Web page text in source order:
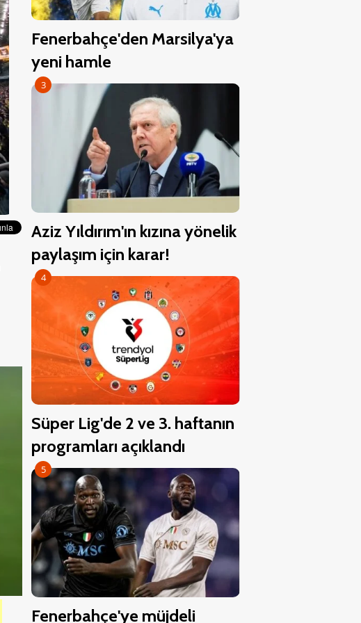
Fenerbahçe'den Marsilya'ya
yeni hamle
3
Aziz Yıldırım'ın kızına yönelik
paylaşım için karar!
4
Süper Lig'de 2 ve 3. haftanın
programları açıklandı
5
Fenerbahçe'ye müjdeli